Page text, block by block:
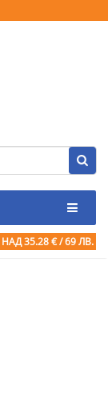
НАД 35.28 € / 69 ЛВ.